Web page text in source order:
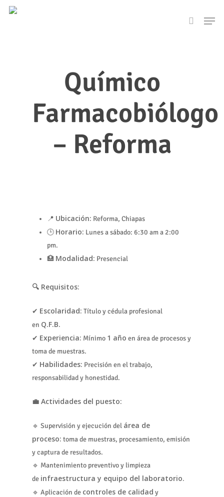
Skip
search
Químico
Farmacobiólogo
– Reforma
📍 Ubicación: Reforma, Chiapas
🕒 Horario: Lunes a sábado: 6:30 am a 2:00
pm.
🏥 Modalidad: Presencial
🔍 Requisitos:
✔ Escolaridad: Título y cédula profesional
en Q.F.B.
✔ Experiencia: Mínimo 1 año en área de procesos y
toma de muestras.
✔ Habilidades: Precisión en el trabajo,
responsabilidad y honestidad.
💼 Actividades del puesto:
🔹 Supervisión y ejecución del área de
proceso: toma de muestras, procesamiento, emisión
y captura de resultados.
🔹 Mantenimiento preventivo y limpieza
de infraestructura y equipo del laboratorio.
🔹 Aplicación de controles de calidad y